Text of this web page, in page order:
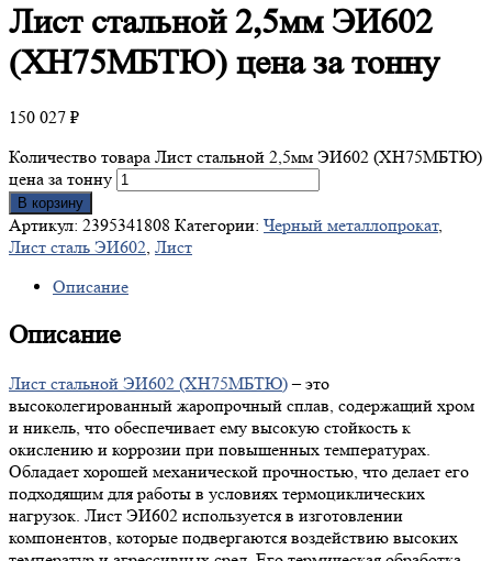
Листстальной 2,5мм ЭИ602
(ХН75МБТЮ) цена за тонну
150 027 ₽
Количество товара Лист стальной 2,5мм ЭИ602 (ХН75МБТЮ)
цена за тонну
В корзину
Артикул: 2395341808 Категории: Черный металлопрокат,
Лист сталь ЭИ602, Лист
Описание
Описание
Лист стальной ЭИ602 (ХН75МБТЮ)– это
высоколегированный жаропрочный сплав, содержащий хром
и никель, что обеспечивает ему высокую стойкость к
окислению и коррозии при повышенных температурах.
Обладает хорошей механической прочностью, что делает его
подходящим для работы в условиях термоциклических
нагрузок. Лист ЭИ602 используется в изготовлении
компонентов, которые подвергаются воздействию высоких